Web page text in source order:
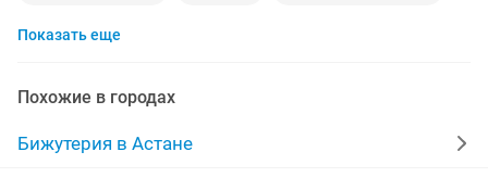
колье камни
серьги сережки кольцо с из
Показать еще
Похожие в городах
Бижутерия в Астане